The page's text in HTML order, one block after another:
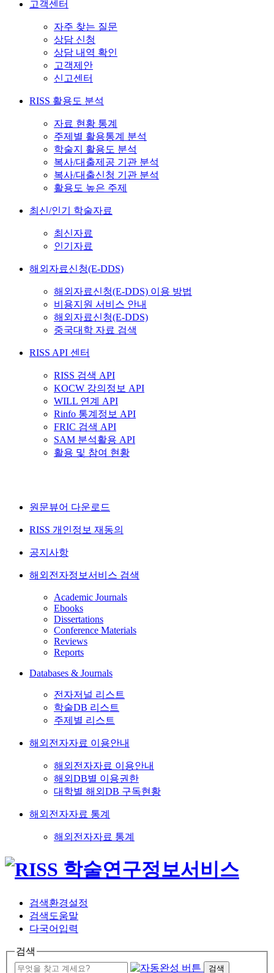
고객센터
자주 찾는 질문
상담 신청
상담 내역 확인
고객제안
신고센터
RISS 활용도 분석
자료 현황 통계
주제별 활용통계 분석
학술지 활용도 분석
복사/대출제공 기관 분석
복사/대출신청 기관 분석
활용도 높은 주제
최신/인기 학술자료
최신자료
인기자료
해외자료신청(E-DDS)
해외자료신청(E-DDS) 이용 방법
비용지원 서비스 안내
해외자료신청(E-DDS)
중국대학 자료 검색
RISS API 센터
RISS 검색 API
KOCW 강의정보 API
WILL 연계 API
Rinfo 통계정보 API
FRIC 검색 API
SAM 분석활용 API
활용 및 참여 현황
원문뷰어 다운로드
RISS 개인정보 재동의
공지사항
해외전자정보서비스 검색
Academic Journals
Ebooks
Dissertations
Conference Materials
Reviews
Reports
Databases & Journals
전자저널 리스트
학술DB 리스트
주제별 리스트
해외전자자료 이용안내
해외전자자료 이용안내
해외DB별 이용권한
대학별 해외DB 구독현황
해외전자자료 통계
해외전자자료 통계
검색환경설정
검색도움말
다국어입력
검색
검색